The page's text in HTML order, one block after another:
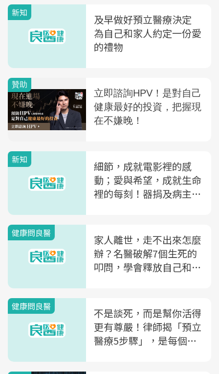
新知
及早做好預立醫療決定
為自己和家人約定一份愛
的禮物
新知
細節，成就電影裡的感
動；愛與希望，成就生命
裡的每刻！器捐及病主中
捐贈議題
健康問良醫
家人離世，走不出來怎麼
辦？名醫破解7個生死的
叩問，學會釋放自己和家
健康問良醫
不是談死，而是幫你活得
更有尊嚴！律師揭「預立
醫療5步驟」，是每個人